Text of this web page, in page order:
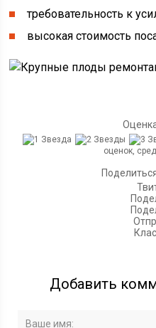
требовательность к
высокая стоимость
оценок,
Добавить